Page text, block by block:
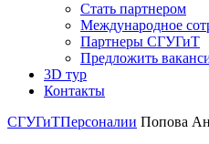
Стать партнером
Международное
Партнеры СГУГиТ
Предложить
3D тур
Контакты
СГУГиТПерсоналии Попова